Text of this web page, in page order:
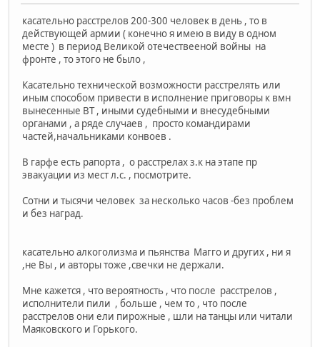
касательно расстрелов 200-300 человек в день , то в
действующей армии ( конечно я имею в виду в одном
месте ) в период Великой отечествееной войны на
фронте , то этого не было ,
Касательно технической возможности расстрелять или
иным способом привести в исполнение приговоры к вмн
вынесенные ВТ , иными судебными и внесудебными
органами , а ряде случаев , просто командирами
частей,начальниками конвоев .
В гарфе есть рапорта , о расстрелах з.к на этапе пр
эвакуации из мест л.с. , посмотрите.
Сотни и тысячи человек за несколько часов -без проблем
и без наград.
касательно алкоголизма и пьянства Магго и других , ни я
,не Вы , и авторы тоже ,свечки не держали.
Мне кажется , что вероятность , что после расстрелов ,
исполнители пили , больше , чем то , что после
расстрелов они ели пирожные , шли на танцы или читали
Маяковского и Горького.